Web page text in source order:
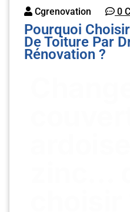
Cgrenovation 0
Pourquoi
De Toiture Par
Rénovation ?